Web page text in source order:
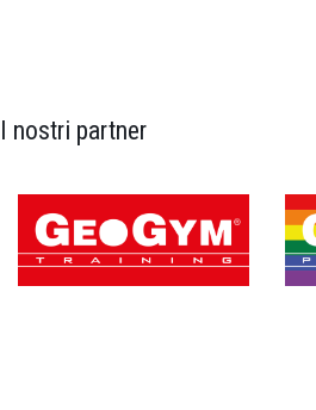
I nostri partner